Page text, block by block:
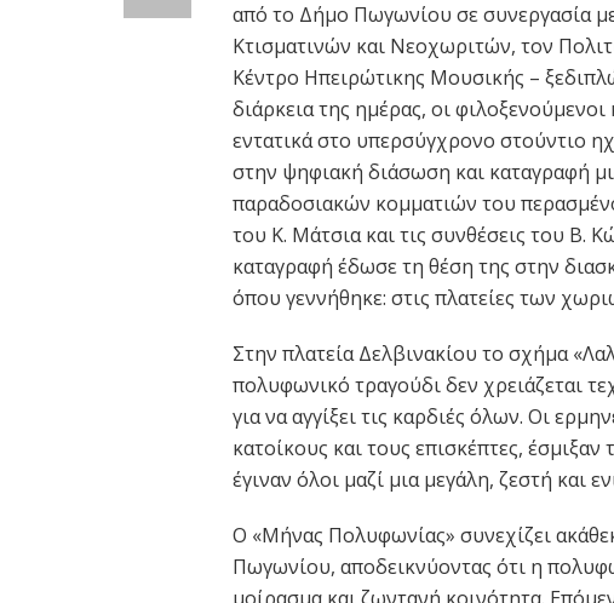
από το Δήμο Πωγωνίου σε συνεργασία
Κτισματινών και Νεοχωριτών, τον
Κέντρο Ηπειρώτικης Μουσικής –
διάρκεια της ημέρας, οι
εντατικά στο υπερσύγχρονο στούντιο
στην ψηφιακή διάσωση και καταγραφή
παραδοσιακών κομματιών του
του Κ. Μάτσια και τις συνθέσεις του Β.
καταγραφή έδωσε τη θέση της στην
όπου γεννήθηκε: στις πλατείες των
Στην πλατεία Δελβινακίου το σχήμα
πολυφωνικό τραγούδι δεν χρειάζεται
για να αγγίξει τις καρδιές όλων. Οι
κατοίκους και τους επισκέπτες,
έγιναν όλοι μαζί μια μεγάλη, ζεστή και
Ο «Μήνας Πολυφωνίας» συνεχίζει
Πωγωνίου, αποδεικνύοντας ότι η